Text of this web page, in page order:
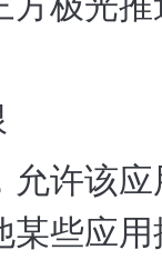
允许该
某些应